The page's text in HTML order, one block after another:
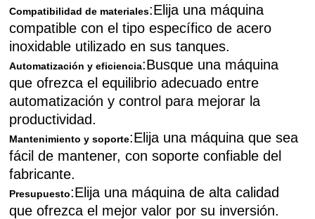
Compatibilidad de materiales:Elija una máquina
compatible con el tipo específico de acero
inoxidable utilizado en sus tanques.
Automatización y eficiencia:Busque una máquina
que ofrezca el equilibrio adecuado entre
automatización y control para mejorar la
productividad.
Mantenimiento y soporte:Elija una máquina que sea
fácil de mantener, con soporte confiable del
fabricante.
Presupuesto:Elija una máquina de alta calidad
que ofrezca el mejor valor por su inversión.